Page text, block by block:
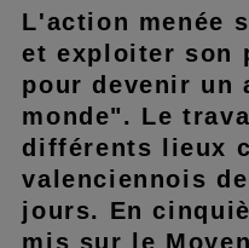
L'action menée
et exploiter son
pour devenir un
monde". Le
différents lieux
valenciennois
jours. En
mis sur le